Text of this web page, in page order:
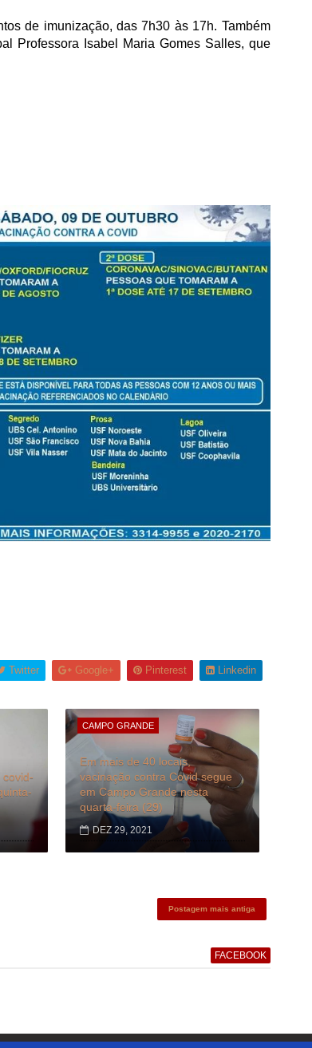
de imunização, das 7h30 às 17h. Também
Professora Isabel Maria Gomes Salles, que
Twitter Google+ Pinterest Linkedin
covid-
CAMPO GRANDE
Em mais de 40 locais,
vacinação contra Covid segue
em Campo Grande nesta
quarta-feira (29)
DEZ 29, 2021
Postagem mais antiga
FACEBOOK